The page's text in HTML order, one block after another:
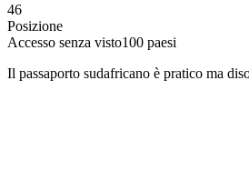
46
Posizione
Accesso senza visto100 paesi
Il passaporto sudafricano è pratico ma